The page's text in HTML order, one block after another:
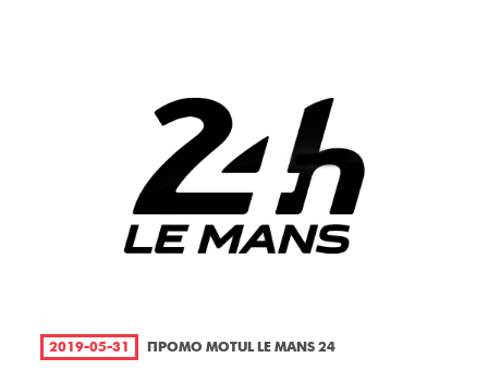
2019-05-31 ПРОМО MOTUL LE MANS 24